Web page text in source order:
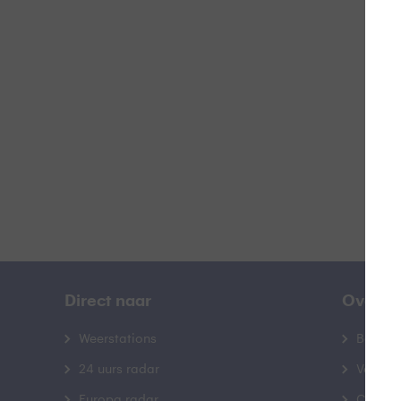
Direct naar
Weerstations
24 uurs radar
Over